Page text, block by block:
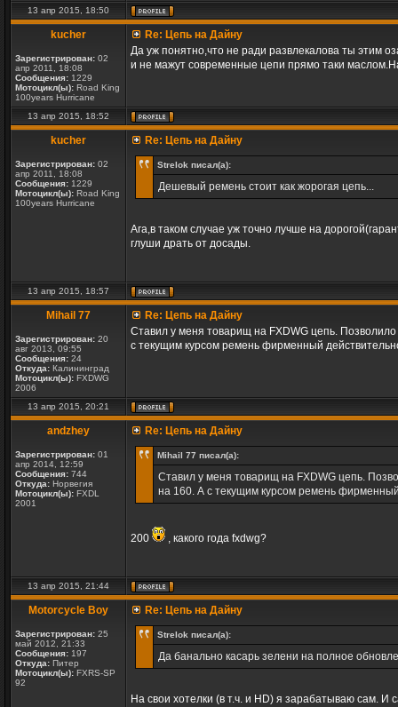
13 апр 2015, 18:50
kucher
Зарегистрирован: 02
апр 2011, 18:08
Сообщения: 1229
Мотоцикл(ы): Road King
100years Hurricane
Re: Цепь на Дайну
Да уж понятно,что не ради развлекалова ты этим
и не мажут современные цепи прямо таки
13 апр 2015, 18:52
kucher
Зарегистрирован: 02
апр 2011, 18:08
Сообщения: 1229
Мотоцикл(ы): Road King
100years Hurricane
Re: Цепь на Дайну
Strelok писал(а):
Дешевый ремень стоит как жорогая цепь...
Ага,в таком случае уж точно лучше на
глуши драть от досады.
13 апр 2015, 18:57
Mihail 77
Зарегистрирован: 20
авг 2013, 09:55
Сообщения: 24
Откуда: Калининград
Мотоцикл(ы): FXDWG
2006
Re: Цепь на Дайну
Ставил у меня товарищ на FXDWG цепь.
с текущим курсом ремень фирменный
13 апр 2015, 20:21
andzhey
Зарегистрирован: 01
апр 2014, 12:59
Сообщения: 744
Откуда: Норвегия
Мотоцикл(ы): FXDL
2001
Re: Цепь на Дайну
Mihail 77 писал(а):
Ставил у меня товарищ на FXDWG цепь.
на 160. А с текущим курсом ремень
200 , какого года fxdwg?
13 апр 2015, 21:44
Motorcycle Boy
Зарегистрирован: 25
май 2012, 21:33
Сообщения: 197
Откуда: Питер
Мотоцикл(ы): FXRS-SP
92
Re: Цепь на Дайну
Strelok писал(а):
Да банально касарь зелени на полное
На свои хотелки (в т.ч. и HD) я зарабатываю сам.